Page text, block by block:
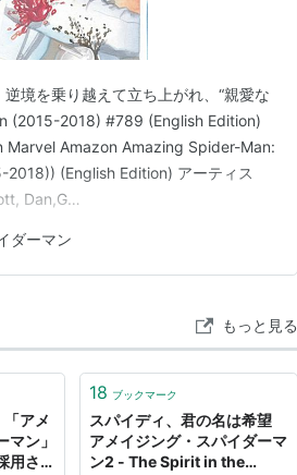
研究者だった両親が失踪し、伯父夫
人的身体能力を備えてしまう。ピー
、ある日、愛すべき伯父が強盗の巻
退治を始めた事から、謎のスパイダ
博士との研究が、思わぬ事態を引き
ャストを一新したリブート作。
境を乗り越えて立ち上がれ、“親愛な
(2015-2018) #789 (English Edition)
Marvel Amazon Amazing Spider-Man:
(English Edition) アーティス
Dan,G…
ダーマン
もっと見る
「アメ
マン」
用され
18 ブックマーク
スパイディ、君の名は希望
アメイジング・スパイダーマ
ン2 - The Spirit in the